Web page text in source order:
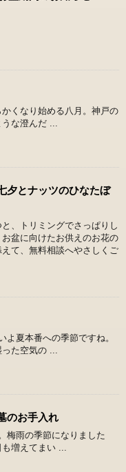
くなり始める八月。神戸の
な澄んだ ...
夕とナッツのひなたぼ
、トリミングでさっぱりし
盆に向けたお供えのお花の
て、無料相談へやさしくご
よ夏本番への季節ですね。
た空気の ...
のお手入れ
梅雨の季節になりました
増えてまい ...